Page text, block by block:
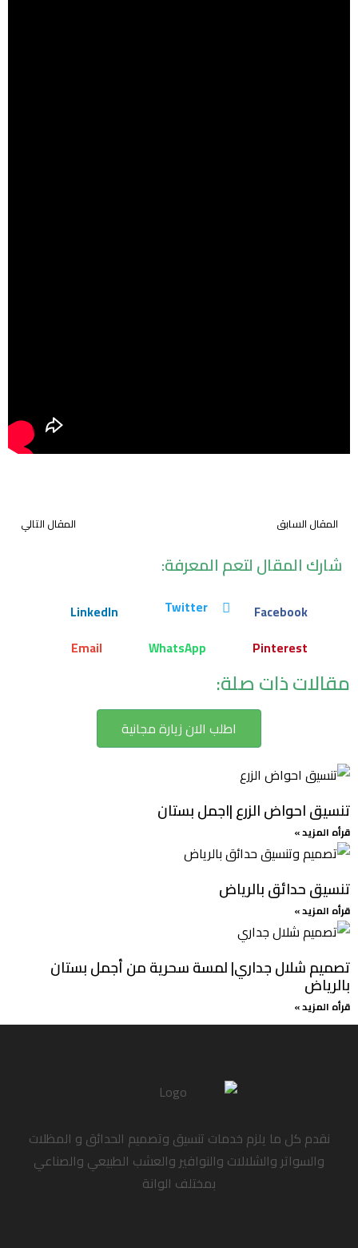
المقال السابق المقال التالي
شارك المقال لتعم المعرفة:
Facebook
Twitter
LinkedIn
Pinterest
WhatsApp
Email
مقالات ذات صلة:
اطلب الان زيارة مجانية
تنسيق احواض الزرع |اجمل بستان
قرأه المزيد »
تنسيق حدائق بالرياض
قرأه المزيد »
تصميم شلال جداري| لمسة سحرية من أجمل بستان
بالرياض
قرأه المزيد »
نقدم كل ما يلزم خدمات تنسيق وتصميم الحدائق و المظلات
والسواتر والشلالات والنوافير والعشب الطبيعي والصناعي
بمختلف الوانة